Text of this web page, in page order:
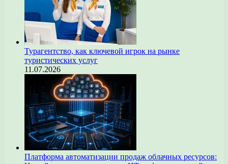
Турагентство, как ключевой игрок на рынке
туристических услуг
11.07.2026
Платформа автоматизации продаж облачных ресурсов: